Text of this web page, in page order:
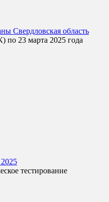
Свердловская область
по 23 марта 2025 года
тестирование